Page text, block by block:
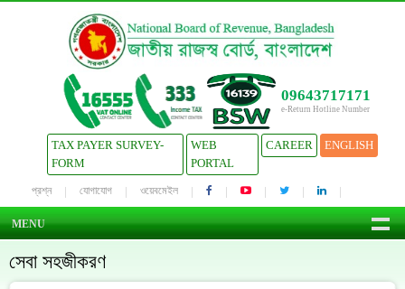
09643717171
e-Return Hotline Number
TAX PAYER SURVEY-
FORM
WEB
PORTAL
CAREER ENGLISH
প্রশ্ন যোগাযোগ ওয়েবমেইল
MENU
সেবা সহজীকরণ